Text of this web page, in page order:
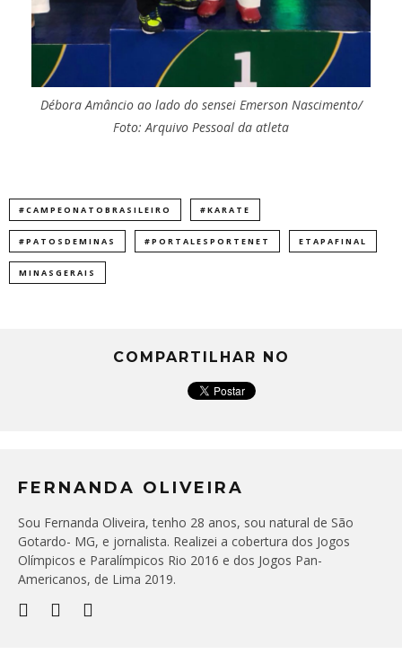
Débora Amâncio ao lado do sensei Emerson Nascimento/
Foto: Arquivo Pessoal da atleta
#CAMPEONATOBRASILEIRO #KARATE
#PATOSDEMINAS #PORTALESPORTENET ETAPAFINAL
MINASGERAIS
COMPARTILHAR NO
FERNANDA OLIVEIRA
Sou Fernanda Oliveira, tenho 28 anos, sou natural de São
Gotardo- MG, e jornalista. Realizei a cobertura dos Jogos
Olímpicos e Paralímpicos Rio 2016 e dos Jogos Pan-
Americanos, de Lima 2019.